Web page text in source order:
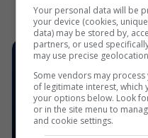
Your personal data will be
your device (cookies,
data) may be stored by,
partners, or used
may use precise
Some vendors may
of legitimate interest, which
your options below. Look
or in the site menu to
and cookie settings.